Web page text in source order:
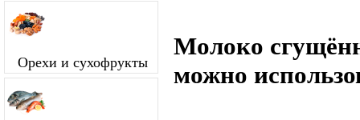
Орехи и сухофрукты
Молоко
можно